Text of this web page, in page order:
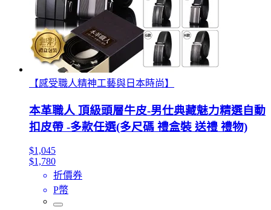
【感受職人精神工藝與日本時尚】
本革職人 頂級頭層牛皮-男仕典藏魅力精選自動
扣皮帶 -多款任選(多尺碼 禮盒裝 送禮 禮物)
$1,045
$1,780
折價券
P幣